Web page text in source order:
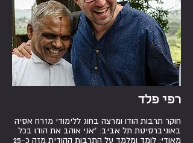
רפי פלד
חוקר תרבות הודו ומרצה בחוג ללימודי מזרח אסיה
באוניברסיטת תל אביב: "אני אוהב את הודו בכל
מאודי; לומד ומלמד על התרבות ההודית מזה כ-25